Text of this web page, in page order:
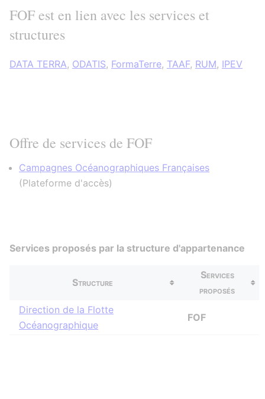
FOF est en lien avec les services et
structures
DATA TERRA, ODATIS, FormaTerre, TAAF, RUM, IPEV
Offre de services de FOF
Campagnes Océanographiques Françaises
(Plateforme d'accès)
Services proposés par la structure d'appartenance
Structure
Services
proposés
Direction de la Flotte
Océanographique
FOF